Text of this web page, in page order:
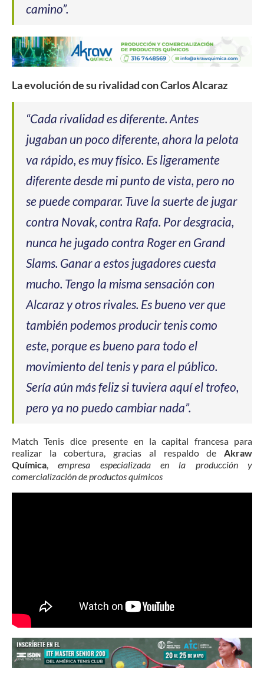
camino”.
La evolución de su rivalidad con Carlos Alcaraz
“Cada rivalidad es diferente. Antes
jugaban un poco diferente, ahora la pelota
va rápido, es muy físico. Es ligeramente
diferente desde mi punto de vista, pero no
se puede comparar. Tuve la suerte de jugar
contra Novak, contra Rafa. Por desgracia,
nunca he jugado contra Roger en Grand
Slams. Ganar a estos jugadores cuesta
mucho. Tengo la misma sensación con
Alcaraz y otros rivales. Es bueno ver que
también podemos producir tenis como
este, porque es bueno para todo el
movimiento del tenis y para el público.
Sería aún más feliz si tuviera aquí el trofeo,
pero ya no puedo cambiar nada”.
Match Tenis dice presente en la capital francesa para
realizar la cobertura, gracias al respaldo de Akraw
Química ,empresa especializada en la producción y
comercialización de productos químicos